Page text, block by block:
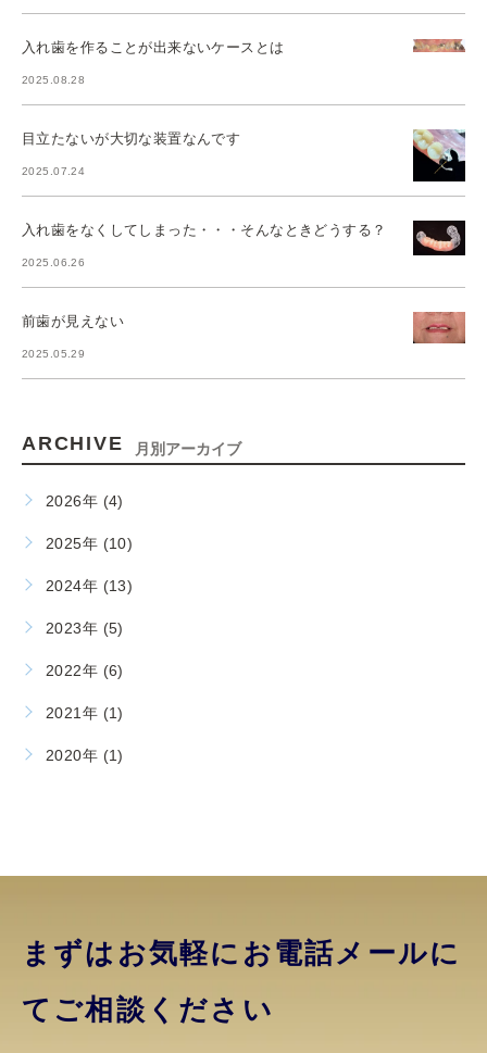
入れ歯を作ることが出来ないケースとは
2025.08.28
目立たないが大切な装置なんです
2025.07.24
入れ歯をなくしてしまった・・・そんなときどうする？
2025.06.26
前歯が見えない
2025.05.29
ARCHIVE 月別アーカイブ
2026年 (4)
2025年 (10)
2024年 (13)
2023年 (5)
2022年 (6)
2021年 (1)
2020年 (1)
まずはお気軽にお電話メールに
てご相談ください